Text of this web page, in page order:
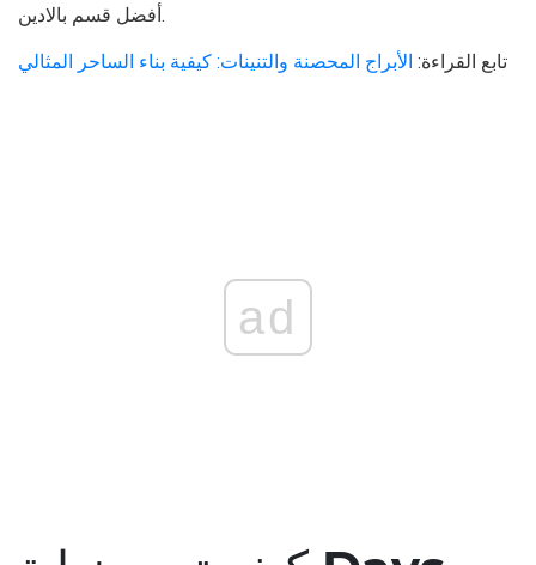
أفضل قسم بالادين.
تابع القراءة: الأبراج المحصنة والتنينات: كيفية بناء الساحر المثالي
ad